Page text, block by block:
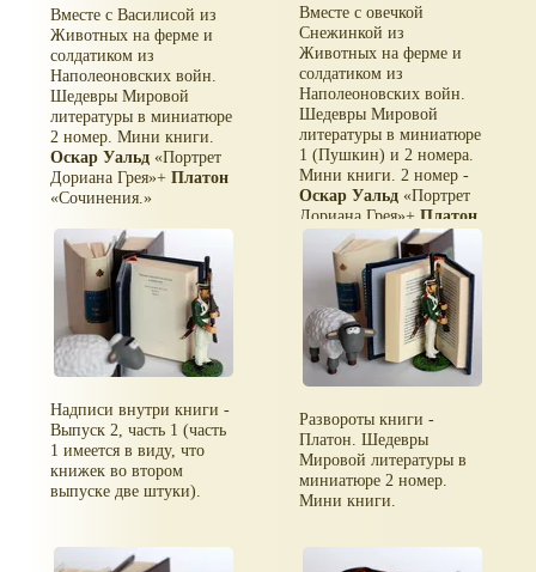
Вместе с Василисой из
Животных на ферме и
солдатиком из
Наполеоновских войн.
Шедевры Мировой
литературы в миниатюре
2 номер. Мини книги.
Оскар Уальд Портрет
Дориана Грея +Платон
Сочинения.
Вместе с овечкой
Снежинкой из
Животных на ферме и
солдатиком из
Наполеоновских войн.
Шедевры Мировой
литературы в миниатюре
1 (Пушкин) и 2 номера.
Мини книги. 2 номер -
Оскар Уальд Портрет
Дориана Грея +Платон
Сочинения.
Надписи внутри книги -
Выпуск 2, часть 1 (часть
1 имеется в виду, что
книжек во втором
выпуске две штуки).
Развороты книги -
Платон. Шедевры
Мировой литературы в
миниатюре 2 номер.
Мини книги.